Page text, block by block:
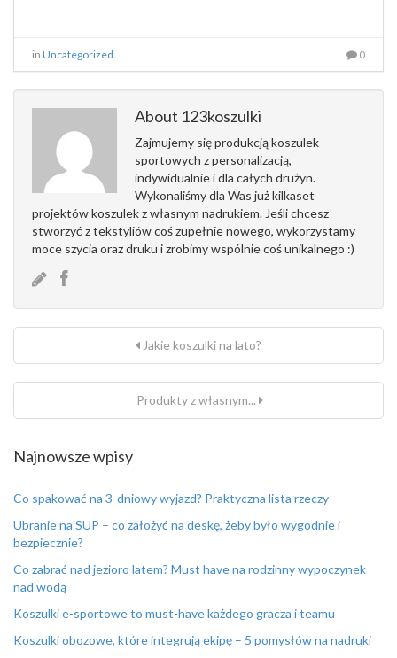
in Uncategorized 0
About 123koszulki
Zajmujemy się produkcją koszulek
sportowych z personalizacją,
indywidualnie i dla całych drużyn.
Wykonaliśmy dla Was już kilkaset
projektów koszulek z własnym nadrukiem. Jeśli chcesz
stworzyć z tekstyliów coś zupełnie nowego, wykorzystamy
moce szycia oraz druku i zrobimy wspólnie coś unikalnego :)
Jakie koszulki na lato?
Produkty z własnym...
Najnowsze wpisy
Co spakować na 3-dniowy wyjazd? Praktyczna lista rzeczy
Ubranie na SUP – co założyć na deskę, żeby było wygodnie i
bezpiecznie?
Co zabrać nad jezioro latem? Must have na rodzinny wypoczynek
nad wodą
Koszulki e-sportowe to must-have każdego gracza i teamu
Koszulki obozowe, które integrują ekipę – 5 pomysłów na nadruki